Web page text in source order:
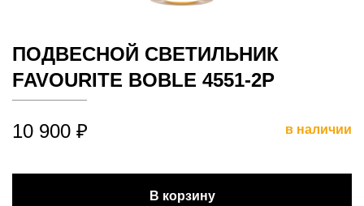
ПОДВЕСНОЙ СВЕТИЛЬНИК
FAVOURITE BOBLE 4551-2P
10 900 ₽ в наличии
В корзину